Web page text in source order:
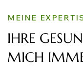
MEINE
IHRE
MICH